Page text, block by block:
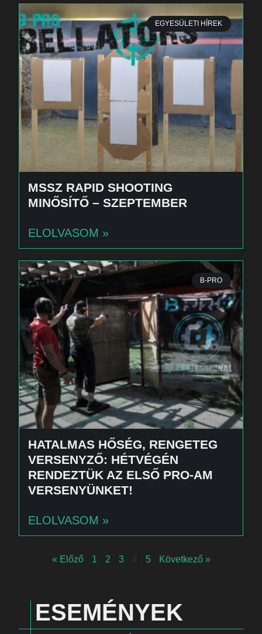
EGYESÜLETI HÍREK
MSSZ RAPID SHOOTING
MINŐSÍTŐ – SZEPTEMBER
ELOLVASOM »
B-PRO
HATALMAS HŐSÉG, RENGETEG
VERSENYZŐ: HÉTVÉGÉN
RENDEZTÜK AZ ELSŐ PRO-AM
VERSENYÜNKET!
ELOLVASOM »
« Előző 1 2 3 5 Következő »
ESEMÉNYEK